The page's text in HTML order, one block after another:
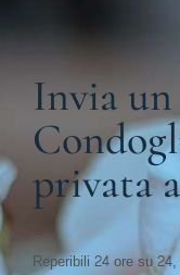
Invia un
privata
Reperibili 24 ore su